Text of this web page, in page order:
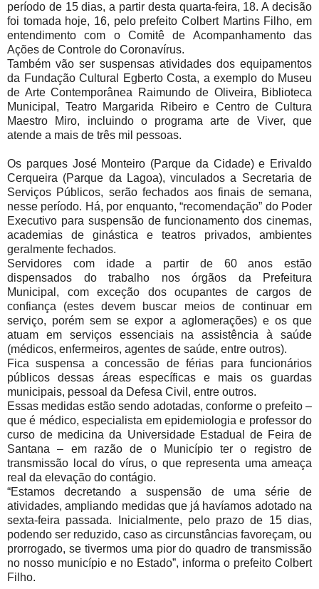
período de 15 dias, a partir desta quarta-feira, 18. A decisão
foi tomada hoje, 16, pelo prefeito Colbert Martins Filho, em
entendimento com o Comitê de Acompanhamento das
Ações de Controle do Coronavírus.
Também vão ser suspensas atividades dos equipamentos
da Fundação Cultural Egberto Costa, a exemplo do Museu
de Arte Contemporânea Raimundo de Oliveira, Biblioteca
Municipal, Teatro Margarida Ribeiro e Centro de Cultura
Maestro Miro, incluindo o programa arte de Viver, que
atende a mais de três mil pessoas.
Os parques José Monteiro (Parque da Cidade) e Erivaldo
Cerqueira (Parque da Lagoa), vinculados a Secretaria de
Serviços Públicos, serão fechados aos finais de semana,
nesse período. Há, por enquanto, “recomendação” do Poder
Executivo para suspensão de funcionamento dos cinemas,
academias de ginástica e teatros privados, ambientes
geralmente fechados.
Servidores com idade a partir de 60 anos estão
dispensados do trabalho nos órgãos da Prefeitura
Municipal, com exceção dos ocupantes de cargos de
confiança (estes devem buscar meios de continuar em
serviço, porém sem se expor a aglomerações) e os que
atuam em serviços essenciais na assistência à saúde
(médicos, enfermeiros, agentes de saúde, entre outros).
Fica suspensa a concessão de férias para funcionários
públicos dessas áreas específicas e mais os guardas
municipais, pessoal da Defesa Civil, entre outros.
Essas medidas estão sendo adotadas, conforme o prefeito –
que é médico, especialista em epidemiologia e professor do
curso de medicina da Universidade Estadual de Feira de
Santana – em razão de o Município ter o registro de
transmissão local do vírus, o que representa uma ameaça
real da elevação do contágio.
“Estamos decretando a suspensão de uma série de
atividades, ampliando medidas que já havíamos adotado na
sexta-feira passada. Inicialmente, pelo prazo de 15 dias,
podendo ser reduzido, caso as circunstâncias favoreçam, ou
prorrogado, se tivermos uma pior do quadro de transmissão
no nosso município e no Estado”, informa o prefeito Colbert
Filho.